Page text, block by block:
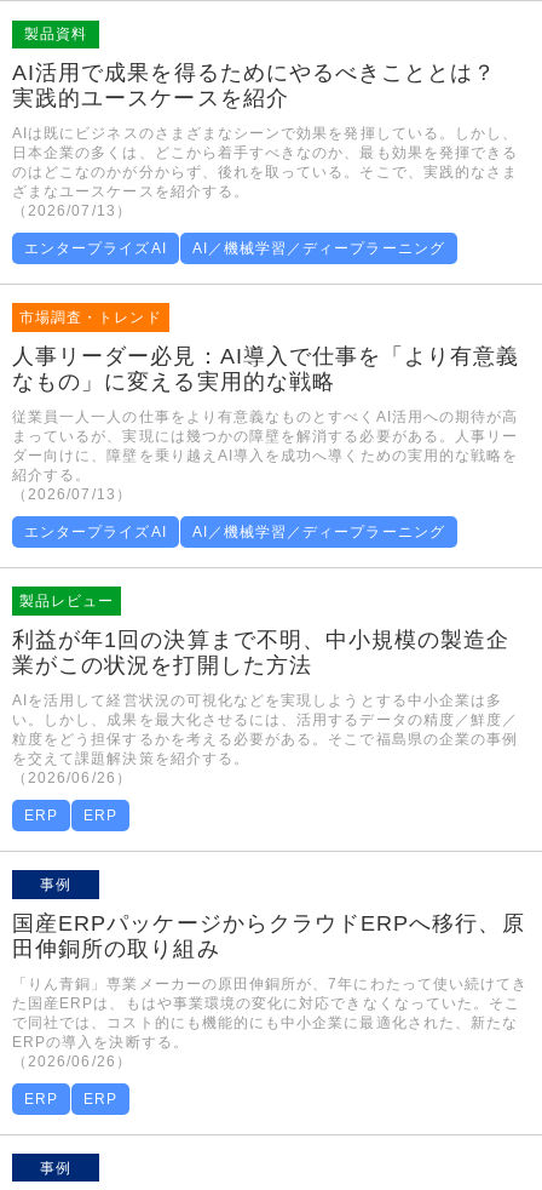
製品資料
AI活用で成果を得るためにやるべきこととは？
実践的ユースケースを紹介
AIは既にビジネスのさまざまなシーンで効果を発揮している。しかし、
日本企業の多くは、どこから着手すべきなのか、最も効果を発揮できる
のはどこなのかが分からず、後れを取っている。そこで、実践的なさま
ざまなユースケースを紹介する。
（2026/07/13）
エンタープライズAI AI／機械学習／ディープラーニング
市場調査・トレンド
人事リーダー必見：AI導入で仕事を「より有意義
なもの」に変える実用的な戦略
従業員一人一人の仕事をより有意義なものとすべくAI活用への期待が高
まっているが、実現には幾つかの障壁を解消する必要がある。人事リー
ダー向けに、障壁を乗り越えAI導入を成功へ導くための実用的な戦略を
紹介する。
（2026/07/13）
エンタープライズAI AI／機械学習／ディープラーニング
製品レビュー
利益が年1回の決算まで不明、中小規模の製造企
業がこの状況を打開した方法
AIを活用して経営状況の可視化などを実現しようとする中小企業は多
い。しかし、成果を最大化させるには、活用するデータの精度／鮮度／
粒度をどう担保するかを考える必要がある。そこで福島県の企業の事例
を交えて課題解決策を紹介する。
（2026/06/26）
ERP ERP
事例
国産ERPパッケージからクラウドERPへ移行、原
田伸銅所の取り組み
「りん青銅」専業メーカーの原田伸銅所が、7年にわたって使い続けてき
た国産ERPは、もはや事業環境の変化に対応できなくなっていた。そこ
で同社では、コスト的にも機能的にも中小企業に最適化された、新たな
ERPの導入を決断する。
（2026/06/26）
ERP ERP
事例